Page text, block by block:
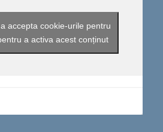
accepta cookie-urile pentru
a activa acest conținut